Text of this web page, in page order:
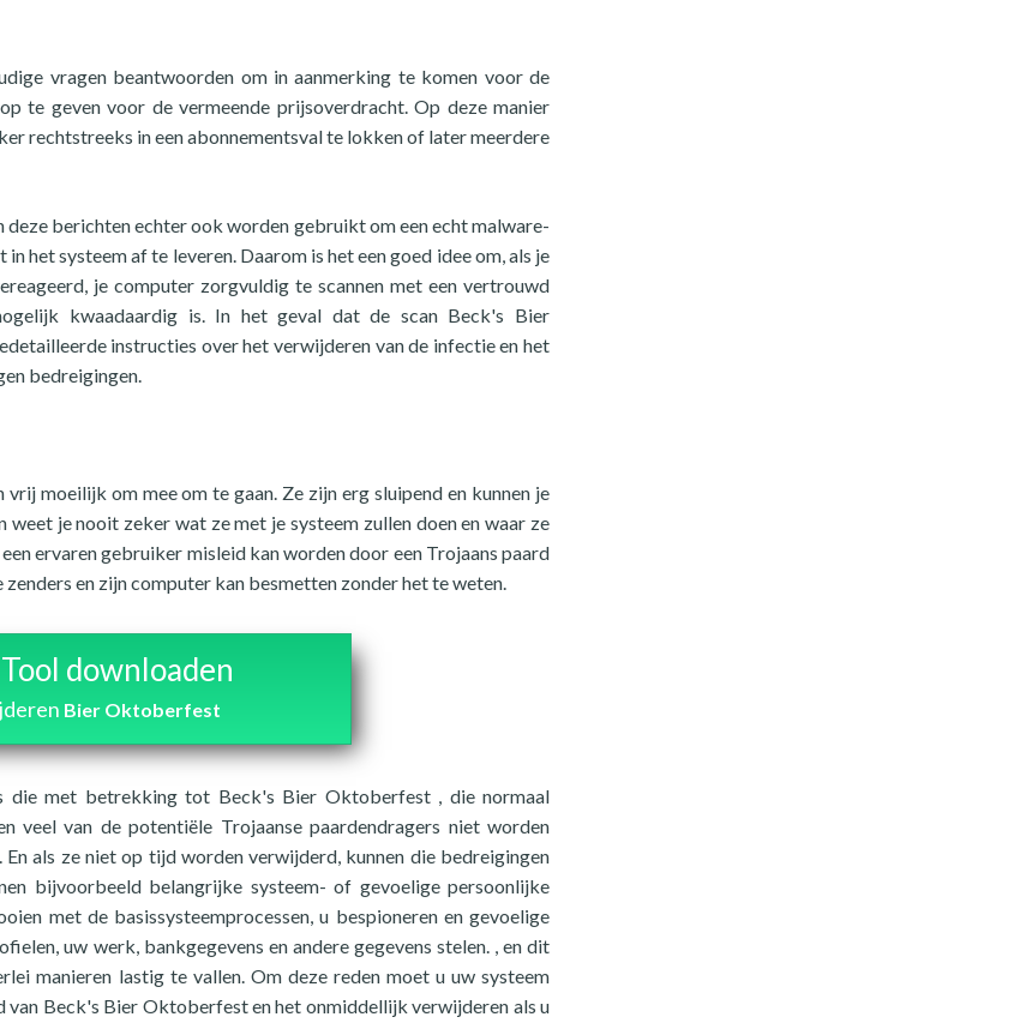
vragen beantwoorden om in aanmerking te komen voor de
te geven voor de vermeende prijsoverdracht. Op deze manier
rechtstreeks in een abonnementsval te lokken of later meerdere
berichten echter ook worden gebruikt om een echt malware-
systeem af te leveren. Daarom is het een goed idee om, als je
je computer zorgvuldig te scannen met een vertrouwd
kwaadaardig is. In het geval dat de scan Beck's Bier
instructies over het verwijderen van de infectie en het
bedreigingen.
moeilijk om mee om te gaan. Ze zijn erg sluipend en kunnen je
je nooit zeker wat ze met je systeem zullen doen en waar ze
ervaren gebruiker misleid kan worden door een Trojaans paard
en zijn computer kan besmetten zonder het te weten.
downloaden
Bier Oktoberfest
die met betrekking tot Beck's Bier Oktoberfest , die normaal
veel van de potentiële Trojaanse paardendragers niet worden
als ze niet op tijd worden verwijderd, kunnen die bedreigingen
bijvoorbeeld belangrijke systeem- of gevoelige persoonlijke
met de basissysteemprocessen, u bespioneren en gevoelige
uw werk, bankgegevens en andere gegevens stelen. , en dit
manieren lastig te vallen. Om deze reden moet u uw systeem
Beck's Bier Oktoberfest en het onmiddellijk verwijderen als u